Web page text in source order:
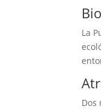
La
Dos